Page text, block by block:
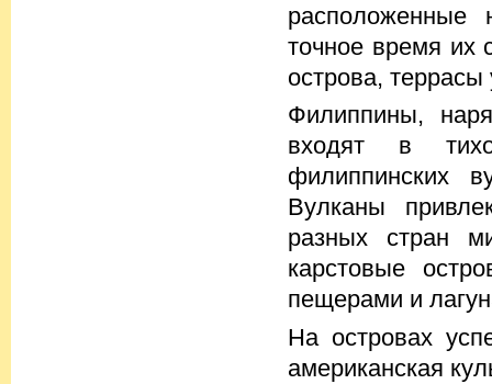
расположенные
точное время их
острова,
Филиппины,
входят в
филиппинских
Вулканы
разных стран
карстовые
пещерами и
На островах
американская